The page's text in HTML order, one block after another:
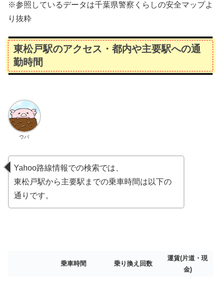
※参照しているデータは千葉県警察くらしの安全マップよ
り抜粋
東松戸駅のアクセス・都内や主要駅への通
勤時間
ウパ
Yahoo路線情報での検索では、
東松戸駅から主要駅までの乗車時間は以下の
通りです。
乗車時間 乗り換え回数
運賃(片道・現
金)